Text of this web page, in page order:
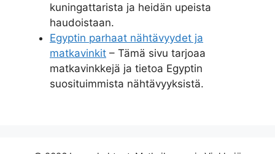
kuningattarista ja heidän upeista
haudoistaan.
Egyptin parhaat nähtävyydet ja
matkavinkit – Tämä sivu tarjoaa
matkavinkkejä ja tietoa Egyptin
suosituimmista nähtävyyksistä.